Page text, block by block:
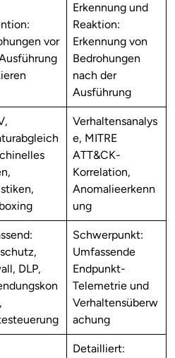
vor
Erkennung und
Reaktion:
Erkennung von
Bedrohungen
nach der
Ausführung
Verhaltensanalys
e, MITRE
ATT&CK-
Korrelation,
Anomalieerkenn
ung
DLP,
Schwerpunkt:
Umfassende
Endpunkt-
Telemetrie und
Verhaltensüberw
achung
Detailliert: